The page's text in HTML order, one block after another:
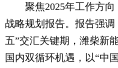
聚焦2025年工作方向
战略规划报告。报告强调
五”交汇关键期，潍柴新
国内双循环机遇，以“中